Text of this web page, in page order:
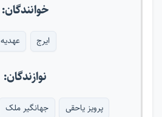
خوانندگان:
ایرج عهدیه
نوازندگان:
پرویز یاحقی جهانگیر ملک